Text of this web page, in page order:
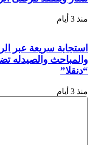
منذ 3 أيام
والمباحث والصيدله
“دنقلا”
منذ 3 أيام